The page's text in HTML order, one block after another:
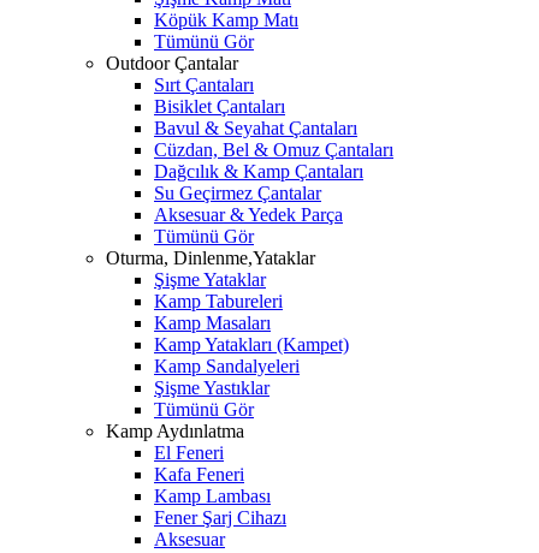
Köpük Kamp Matı
Tümünü Gör
Outdoor Çantalar
Sırt Çantaları
Bisiklet Çantaları
Bavul & Seyahat Çantaları
Cüzdan, Bel & Omuz Çantaları
Dağcılık & Kamp Çantaları
Su Geçirmez Çantalar
Aksesuar & Yedek Parça
Tümünü Gör
Oturma, Dinlenme,Yataklar
Şişme Yataklar
Kamp Tabureleri
Kamp Masaları
Kamp Yatakları (Kampet)
Kamp Sandalyeleri
Şişme Yastıklar
Tümünü Gör
Kamp Aydınlatma
El Feneri
Kafa Feneri
Kamp Lambası
Fener Şarj Cihazı
Aksesuar